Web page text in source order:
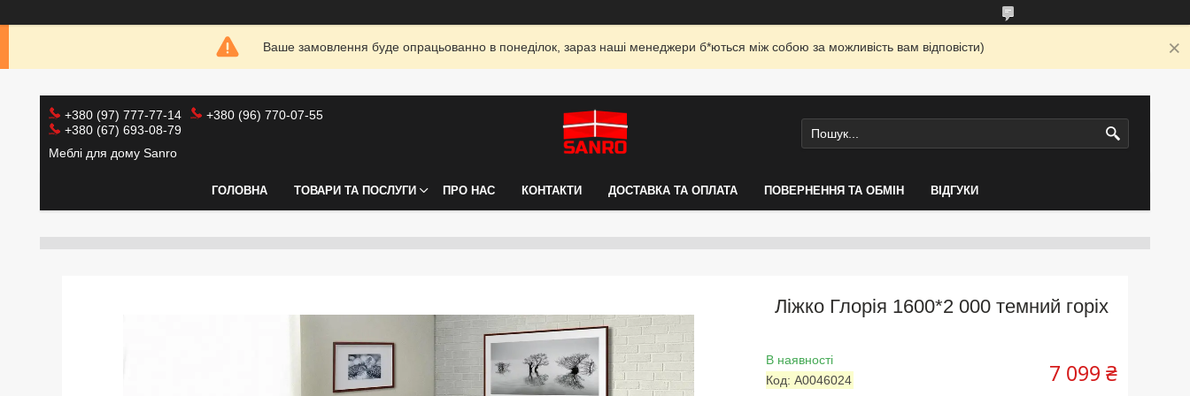
Ваше замовлення буде опрацьованно в понеділок, зараз наші менеджери б*ються між собою за можливість вам відповісти)
+380 (97) 777-77-14
+380 (96) 770-07-55
+380 (67) 693-08-79
Меблі для дому Sanro
ГОЛОВНА ТОВАРИ ТА ПОСЛУГИ ПРО НАС КОНТАКТИ ДОСТАВКА ТА ОПЛАТА ПОВЕРНЕННЯ ТА ОБМІН ВІДГУКИ
Ліжко Глорія 1600*2 000 темний горіх
В наявності
Код: А0046024 7 099 ₴